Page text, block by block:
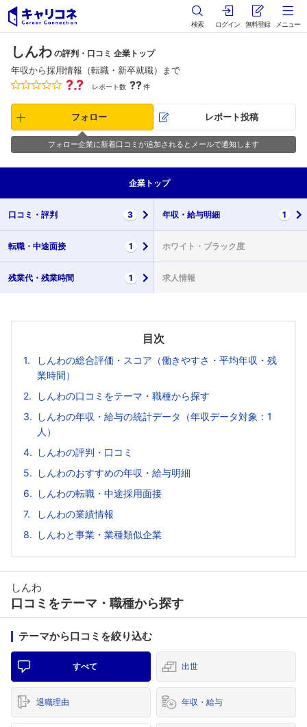
検索 ログイン 無料登録 メニュー
しんわ の評判・口コミ 企業トップ
年収から採用情報（転職・新卒就職）まで
?.? レポート数 ??件
フォロー レポート投稿
フォロー企業に新着口コミが追加されるとメールで通知します
企業 トップ
口コミ・ 評判 3 年収・ 給与明細 1
転職・ 中途面接 1 ホワイト・ ブラック度
残業代・ 残業時間 1 求人情報
目次
しんわの総合評価・スコア（働きやすさ・平均年収・残
業時間）
しんわの口コミをテーマ・職種から探す
しんわの年収・給与の統計データ（年収データ対象：1
人）
しんわの評判・口コミ
しんわのおすすめの年収・給与明細
しんわの転職・中途採用面接
しんわの業績情報
しんわと事業・業種類似企業
しんわ
口コミをテーマ・職種から探す
テーマから口コミを絞り込む
すべて 出世
退職理由 年収・給与